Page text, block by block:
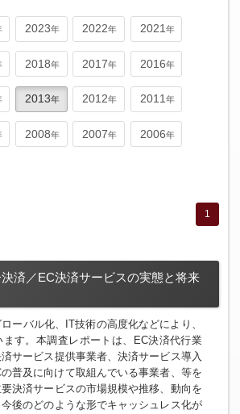
2023 2022 2021
2018 2017 2016
2013 2012 2011
2008 2007 2006
1
済／EC決済サービスの実態と将来
ーバル化、IT技術の高度化などにより、
す。本調査レポートは、EC決済代行業
サービス提供事業者、決済サービス導入
普及に向けて取組んでいる事業者、等を
決済サービスの市場規模や推移、動向を
後のどのような形でキャッシュレス化が